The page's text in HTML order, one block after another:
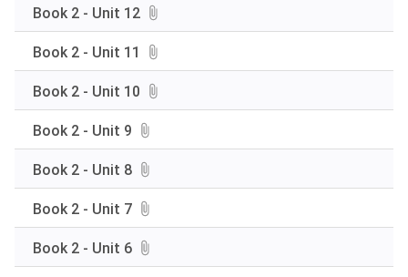
下
Enter
查
Book 2 - Unit 12
Book 2 - Unit 11
Book 2 - Unit 10
Book 2 - Unit 9
Book 2 - Unit 8
Book 2 - Unit 7
Book 2 - Unit 6